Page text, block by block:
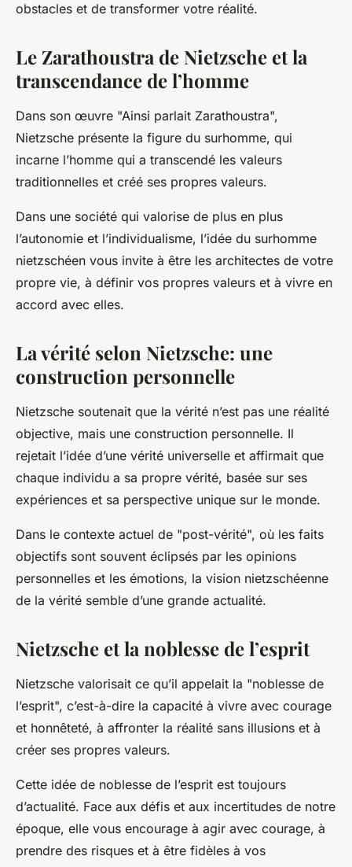
obstacles et de transformer votre réalité.
Le Zarathoustra de Nietzsche et la
transcendance de l’homme
Dans son œuvre "Ainsi parlait Zarathoustra",
Nietzsche présente la figure du surhomme, qui
incarne l’homme qui a transcendé les valeurs
traditionnelles et créé ses propres valeurs.
Dans une société qui valorise de plus en plus
l’autonomie et l’individualisme, l’idée du surhomme
nietzschéen vous invite à être les architectes de votre
propre vie, à définir vos propres valeurs et à vivre en
accord avec elles.
La vérité selon Nietzsche: une
construction personnelle
Nietzsche soutenait que la vérité n’est pas une réalité
objective, mais une construction personnelle. Il
rejetait l’idée d’une vérité universelle et affirmait que
chaque individu a sa propre vérité, basée sur ses
expériences et sa perspective unique sur le monde.
Dans le contexte actuel de "post-vérité", où les faits
objectifs sont souvent éclipsés par les opinions
personnelles et les émotions, la vision nietzschéenne
de la vérité semble d’une grande actualité.
Nietzsche et la noblesse de l’esprit
Nietzsche valorisait ce qu’il appelait la "noblesse de
l’esprit", c’est-à-dire la capacité à vivre avec courage
et honnêteté, à affronter la réalité sans illusions et à
créer ses propres valeurs.
Cette idée de noblesse de l’esprit est toujours
d’actualité. Face aux défis et aux incertitudes de notre
époque, elle vous encourage à agir avec courage, à
prendre des risques et à être fidèles à vos